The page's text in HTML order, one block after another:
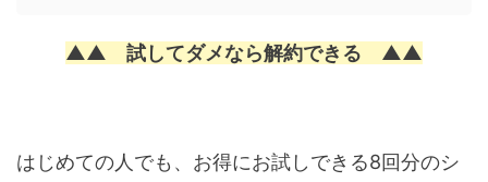
▲▲ 試してダメなら解約できる ▲▲
はじめての人でも、お得にお試しできる8回分のシ